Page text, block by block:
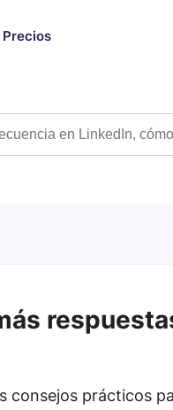
Precios
consejos prácticos